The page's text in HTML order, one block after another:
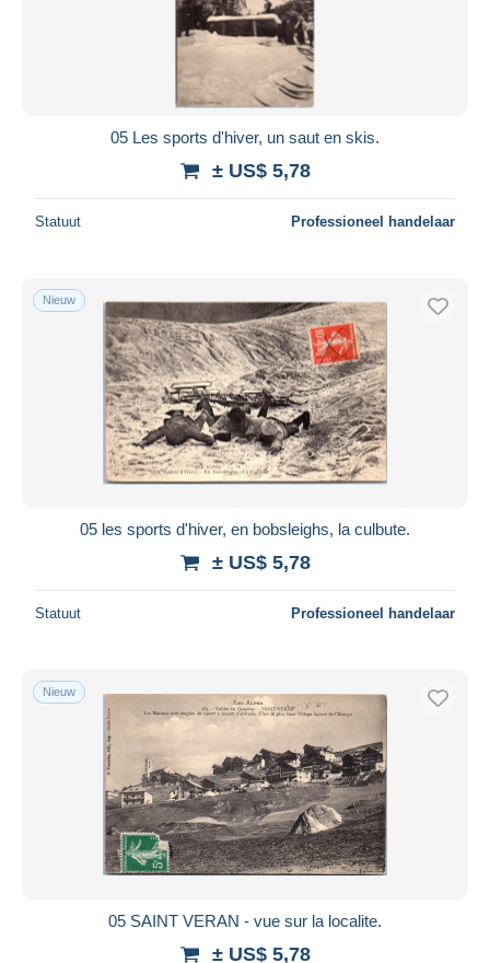
05 Les sports d'hiver, un saut en skis.
± US$ 5,78
Statuut Professioneel handelaar
Nieuw
05 les sports d'hiver, en bobsleighs, la culbute.
± US$ 5,78
Statuut Professioneel handelaar
Nieuw
05 SAINT VERAN - vue sur la localite.
± US$ 5,78